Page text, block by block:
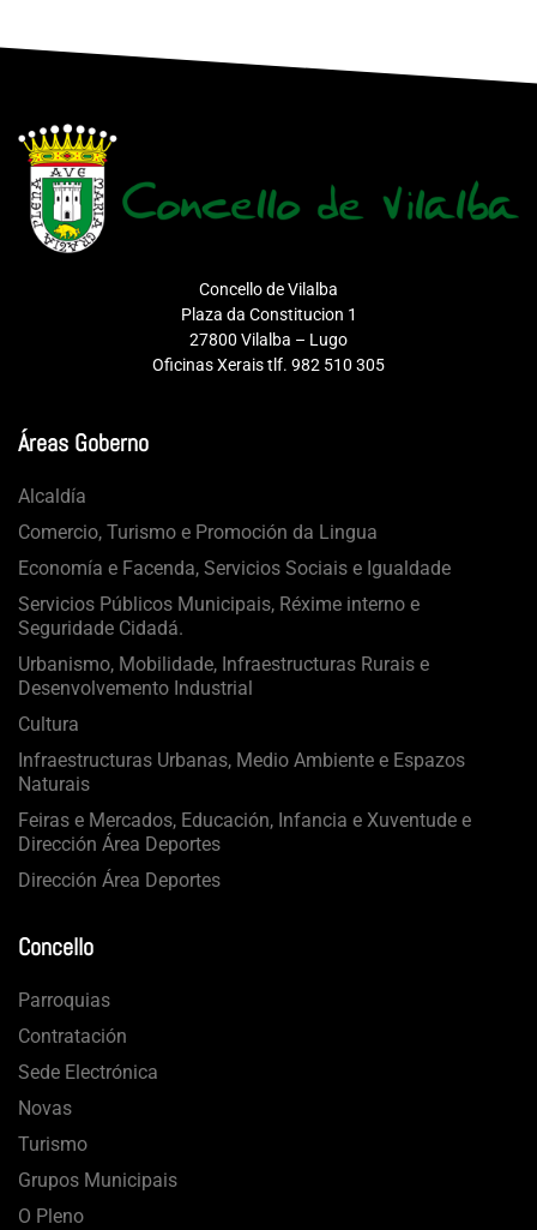
Concello de Vilalba
Plaza da Constitucion 1
27800 Vilalba – Lugo
Oficinas Xerais tlf. 982 510 305
Áreas Goberno
Alcaldía
Comercio, Turismo e Promoción da Lingua
Economía e Facenda, Servicios Sociais e Igualdade
Servicios Públicos Municipais, Réxime interno e
Seguridade Cidadá.
Urbanismo, Mobilidade, Infraestructuras Rurais e
Desenvolvemento Industrial
Cultura
Infraestructuras Urbanas, Medio Ambiente e Espazos
Naturais
Feiras e Mercados, Educación, Infancia e Xuventude e
Dirección Área Deportes
Dirección Área Deportes
Concello
Parroquias
Contratación
Sede Electrónica
Novas
Turismo
Grupos Municipais
O Pleno